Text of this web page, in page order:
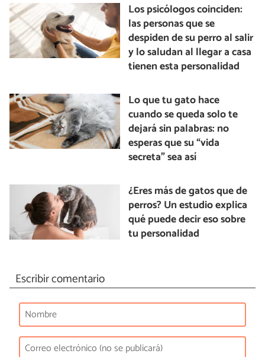
Los psicólogos coinciden:
las personas que se
despiden de su perro al salir
y lo saludan al llegar a casa
tienen esta personalidad
Lo que tu gato hace
cuando se queda solo te
dejará sin palabras: no
esperas que su “vida
secreta” sea así
¿Eres más de gatos que de
perros? Un estudio explica
qué puede decir eso sobre
tu personalidad
Escribir comentario